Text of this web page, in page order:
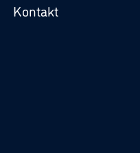
Kontakt